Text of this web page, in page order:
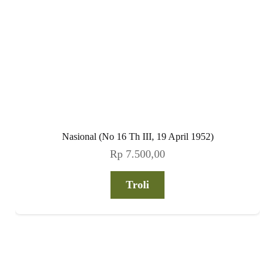
Nasional (No 16 Th III, 19 April 1952)
Rp 7.500,00
Troli